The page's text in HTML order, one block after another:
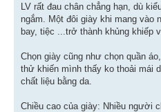
LV rất đau chân chẳng hạn, dù
ngắm. Một đôi giày khi mang
bay, tiệc ...trở thành khủng khiếp
Chọn giày cũng như chọn quần
thử khiến mình thấy ko thoải mái
chất liệu bằng da.
Chiều cao của giày: Nhiều người